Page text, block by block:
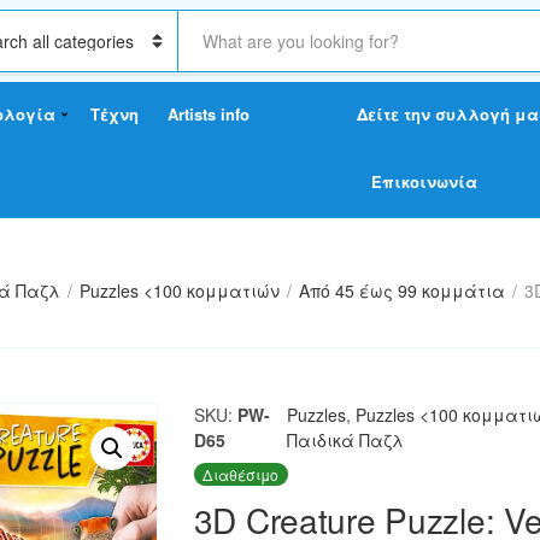
S
a
c
x
Τέχνη Artists info Δείτε την συλλογή
Επικοινωνία
Παζλ / Puzzles <100 κομματιών / Από 45 έως 99 κομμάτια /
SKU: PW-
D65
Puzzles, Puzzles <100
Παιδικά Παζλ
Διαθέσιμο
3D Creature Puzzle: